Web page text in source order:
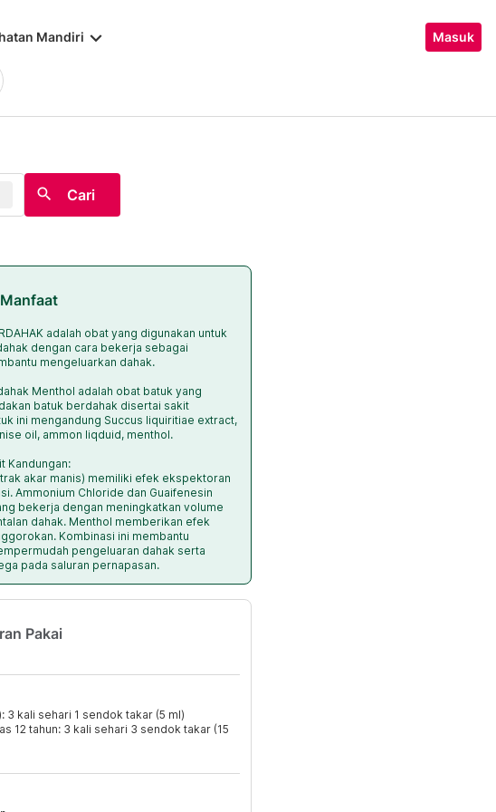
Mandiri keyboard_arrow_down Masuk
search Cari
adalah obat yang digunakan untuk
dengan cara bekerja sebagai
mengeluarkan dahak.
Menthol adalah obat batuk yang
batuk berdahak disertai sakit
ini mengandung Succus liquiritiae extract,
oil, ammon liqduid, menthol.
Kandungan:
akar manis) memiliki efek ekspektoran
Ammonium Chloride dan Guaifenesin
bekerja dengan meningkatkan volume
dahak. Menthol memberikan efek
Kombinasi ini membantu
pengeluaran dahak serta
pada saluran pernapasan.
Pakai
3 kali sehari 1 sendok takar (5 ml)
12 tahun: 3 kali sehari 3 sendok takar (15